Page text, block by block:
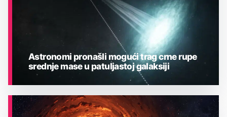
ASTRONOMIJA
Astronomi pronašli mogući trag crne rupe
srednje mase u patuljastoj galaksiji